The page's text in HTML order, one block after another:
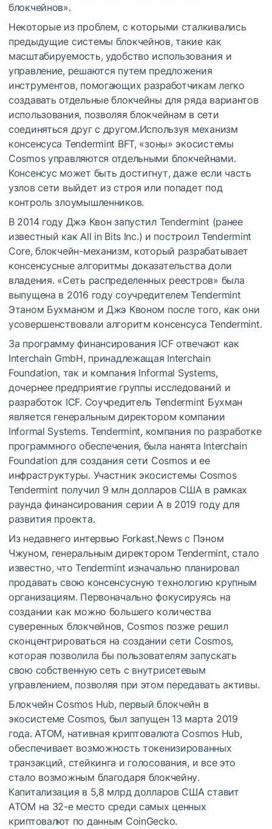
блокчейнов».
Некоторые из проблем, с которыми сталкивались
предыдущие системы блокчейнов, такие как
масштабируемость, удобство использования и
управление, решаются путем предложения
инструментов, помогающих разработчикам легко
создавать отдельные блокчейны для ряда вариантов
использования, позволяя блокчейнам в сети
соединяться друг с другом.Используя механизм
консенсуса Tendermint BFT, «зоны» экосистемы
Cosmos управляются отдельными блокчейнами.
Консенсус может быть достигнут, даже если часть
узлов сети выйдет из строя или попадет под
контроль злоумышленников.
В 2014 году Джэ Квон запустил Tendermint (ранее
известный как All in Bits Inc.) и построил Tendermint
Core, блокчейн-механизм, который разрабатывает
консенсусные алгоритмы доказательства доли
владения. «Сеть распределенных реестров» была
выпущена в 2016 году соучредителем Tendermint
Этаном Бухманом и Джэ Квоном после того, как они
усовершенствовали алгоритм консенсуса Tendermint.
За программу финансирования ICF отвечают как
Interchain GmbH, принадлежащая Interchain
Foundation, так и компания Informal Systems,
дочернее предприятие группы исследований и
разработок ICF. Соучредитель Tendermint Бухман
является генеральным директором компании
Informal Systems. Tendermint, компания по разработке
программного обеспечения, была нанята Interchain
Foundation для создания сети Cosmos и ее
инфраструктуры. Участник экосистемы Cosmos
Tendermint получил 9 млн долларов США в рамках
раунда финансирования серии A в 2019 году для
развития проекта.
Из недавнего интервью Forkast.News с Пэном
Чжуном, генеральным директором Tendermint, стало
известно, что Tendermint изначально планировал
продавать свою консенсусную технологию крупным
организациям. Первоначально фокусируясь на
создании как можно большего количества
суверенных блокчейнов, Cosmos позже решил
сконцентрироваться на создании сети Cosmos,
которая позволила бы пользователям запускать
свою собственную сеть с внутрисетевым
управлением, позволяя при этом передавать активы.
Блокчейн Cosmos Hub, первый блокчейн в
экосистеме Cosmos, был запущен 13 марта 2019
года. ATOM, нативная криптовалюта Cosmos Hub,
обеспечивает возможность токенизированных
транзакций, стейкинга и голосования, и все это
стало возможным благодаря блокчейну.
Капитализация в 5,8 млрд долларов США ставит
ATOM на 32-е место среди самых ценных
криптовалют по данным CoinGecko.